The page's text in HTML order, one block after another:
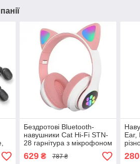
Бездротові Bluetooth-
навушники Cat Hi-Fi STN-
28 гарнітура з мікрофоном
FM радіо Рожеві
629₴ 787 ₴
Ear,